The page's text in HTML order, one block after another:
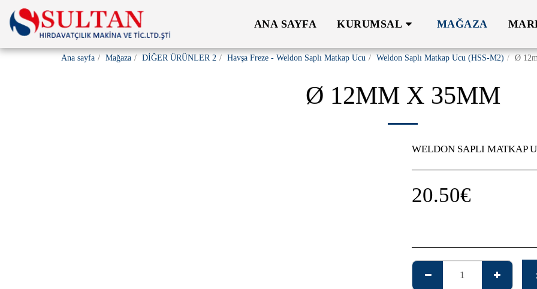
ANA SAYFA KURUMSAL MAĞAZA
Ana sayfa Mağaza DİĞER ÜRÜNLER 2 Havşa Freze - Weldon Saplı Matkap Ucu Weldon Saplı Matkap Ucu (HSS-M2) Ø
Ø 12MM X 35MM
WELDON SAPLI MATKAP
20.50€